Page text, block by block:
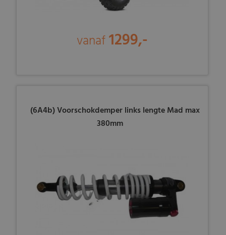
vanaf1299,-
(6A4b) Voorschokdemper links lengte Mad max
380mm